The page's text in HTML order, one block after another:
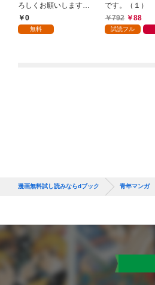
ろしくお願いします。
1 0
無料
です。（１）
792
88
試読フル
漫画無料試し読みならdブック 青年マンガ